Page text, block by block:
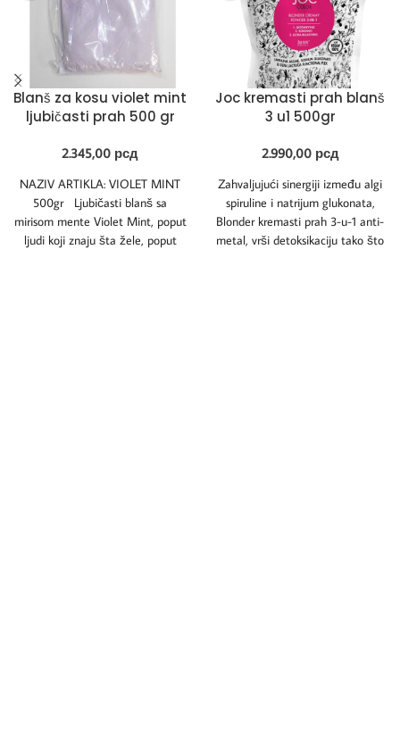
Blanš za kosu violet mint
ljubičasti prah 500 gr
2.345,00 рсд
NAZIV ARTIKLA: VIOLET MINT
500gr Ljubičasti blanš sa
mirisom mente Violet Mint, poput
ljudi koji znaju šta žele, poput
Joc kremasti prah blanš
3 u1 500gr
2.990,00 рсд
Zahvaljujući sinergiji između algi
spiruline i natrijum glukonata,
Blonder kremasti prah 3-u-1 anti-
metal, vrši detoksikaciju tako što